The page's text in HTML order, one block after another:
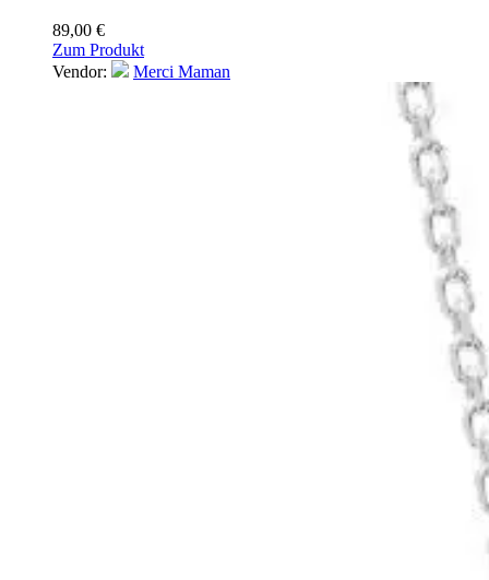
89,00 €
Zum Produkt
Vendor:
Merci Maman